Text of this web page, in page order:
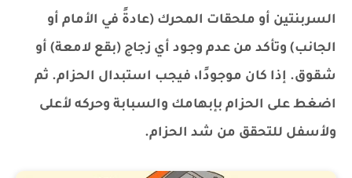
السربنتين أو ملحقات المحرك (عادةً في الأمام أو
الجانب) وتأكد من عدم وجود أي زجاج (بقع لامعة) أو
شقوق. إذا كان موجودًا، فيجب استبدال الحزام. ثم
اضغط على الحزام بإبهامك والسبابة وحركه لأعلى
ولأسفل للتحقق من شد الحزام.